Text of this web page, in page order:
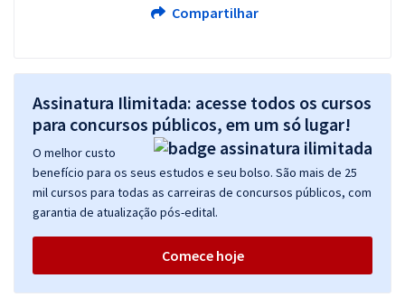
Compartilhar
Assinatura Ilimitada: acesse todos os cursos
para concursos públicos, em um só lugar!
O melhor custo
benefício para os seus estudos e seu bolso. São mais de 25
mil cursos para todas as carreiras de concursos públicos, com
garantia de atualização pós-edital.
Comece hoje